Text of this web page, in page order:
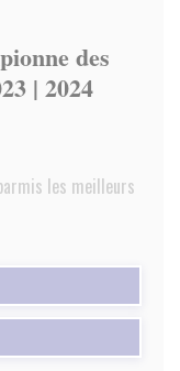
des
| 2024
les meilleurs
UNA NUOVA